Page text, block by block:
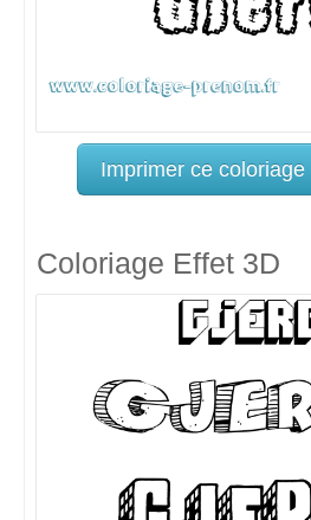
Imprimer ce coloriage
Coloriage Effet 3D